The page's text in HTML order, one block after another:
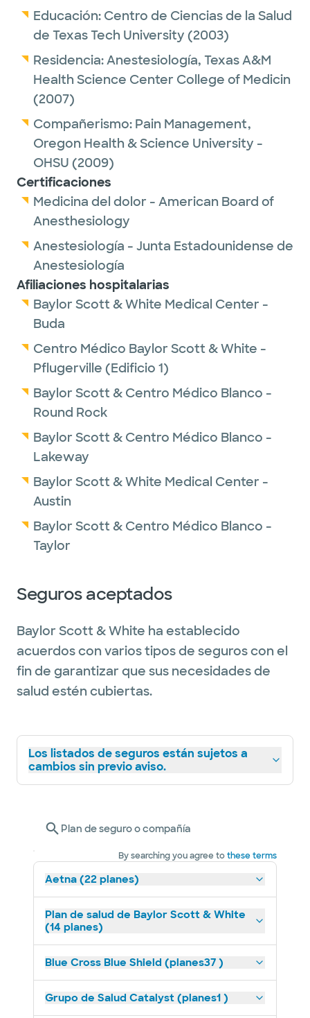
Dr. Whittenburg has been recognized as a
Top Doc 2024 and 2025 by Austin Monthly
Magazine. Winners are nominated by their
peers as among the best in their
region/nation in their medical speciality.
Educación: Centro de Ciencias de la Salud
de Texas Tech University (2003)
Residencia:Anestesiología, Texas A&M
Health Science Center College of Medicin
(2007)
Compañerismo: Pain Management,
Oregon Health & Science University -
OHSU (2009)
Certificaciones
Medicina del dolor - American Board of
Anesthesiology
Anestesiología - Junta Estadounidense de
Anestesiología
Afiliaciones hospitalarias
Baylor Scott & White Medical Center -
Buda
Centro Médico Baylor Scott & White -
Pflugerville (Edificio 1)
Baylor Scott & Centro Médico Blanco -
Round Rock
Baylor Scott & Centro Médico Blanco -
Lakeway
Baylor Scott & White Medical Center -
Austin
Baylor Scott & Centro Médico Blanco -
Taylor
Seguros aceptados
Baylor Scott & White ha establecido
acuerdos con varios tipos de seguros con el
fin de garantizar que sus necesidades de
salud estén cubiertas.
Los listados de seguros están sujetos a
cambios sin previo aviso.
Plan de seguro o compañía
By searching you agree tothese terms
Aetna (22 planes)
Plan de salud de Baylor Scott & White
(14 planes)
Blue Cross Blue Shield (planes37 )
Grupo de Salud Catalyst (planes1 )